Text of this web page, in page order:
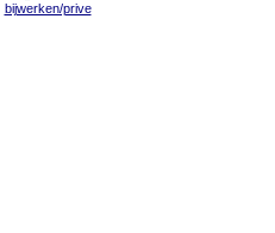
bijwerken/prive